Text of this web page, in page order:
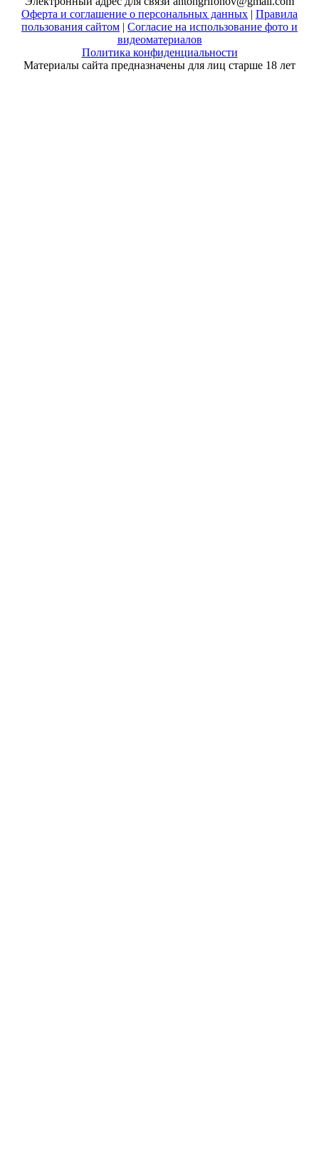
Оферта и соглашение о персональных данных | Правила
пользования сайтом | Согласие на использование фото и
видеоматериалов
Политика конфиденциальности
Материалы сайта предназначены для лиц старше 18 лет